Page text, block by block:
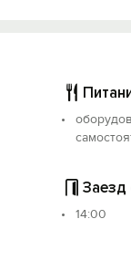
доступе
м.
отдых
Заезд
14:00